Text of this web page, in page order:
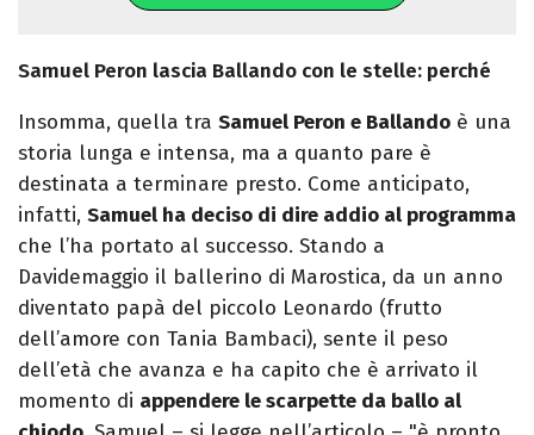
Samuel Peron lascia Ballando con le stelle: perché
Insomma, quella tra Samuel Peron e Ballando è una
storia lunga e intensa, ma a quanto pare è
destinata a terminare presto. Come anticipato,
infatti, Samuel ha deciso di dire addio al programma
che l’ha portato al successo. Stando a
Davidemaggio il ballerino di Marostica, da un anno
diventato papà del piccolo Leonardo (frutto
dell’amore con Tania Bambaci), sente il peso
dell’età che avanza e ha capito che è arrivato il
momento di appendere le scarpette da ballo al